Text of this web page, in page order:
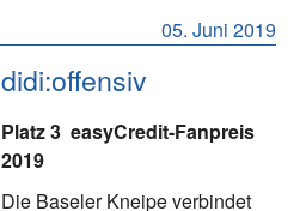
05. Juni 2019
didi:offensiv
Platz 3 easyCredit-Fanpreis
2019
Die Baseler Kneipe verbindet